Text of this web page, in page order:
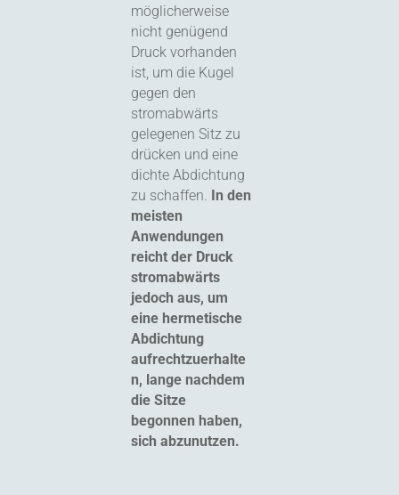
möglicherweise
nicht genügend
Druck vorhanden
ist, um die Kugel
gegen den
stromabwärts
gelegenen Sitz zu
drücken und eine
dichte Abdichtung
zu schaffen. In den
meisten
Anwendungen
reicht der Druck
stromabwärts
jedoch aus, um
eine hermetische
Abdichtung
aufrechtzuerhalte
n, lange nachdem
die Sitze
begonnen haben,
sich abzunutzen.